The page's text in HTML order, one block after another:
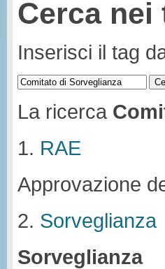
Cerca nei
Inserisci il tag
La ricerca
1. RAE
Approvazione
2. Sorveglianza
Sorveglianza